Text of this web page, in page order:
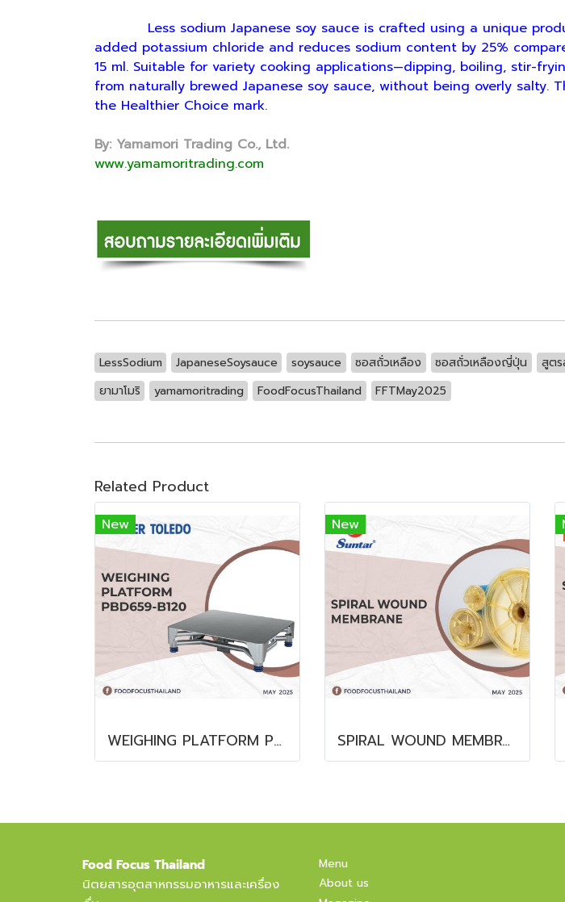
Less sodium Japanese soy sauce is crafted using a unique
added potassium chloride and reduces sodium content by 25%
15 ml. Suitable for variety cooking applications—dipping, boiling, stir-
from naturally brewed Japanese soy sauce, without being overly
the Healthier Choice mark.
By: Yamamori Trading Co., Ltd.
www.yamamoritrading.com
LessSodium JapaneseSoysauce soysauce ซอสถั่วเหลือง ซอสถั่วเหลืองญี่ปุ่น สูตร
ยามาโมริ
yamamoritrading FoodFocusThailand FFTMay2025
Related Product
New
WEIGHING PLATFORM PBD659-B120
New
SPIRAL WOUND MEMBRANE
Food Focus Thailand
นิตยสารอุตสาหกรรมอาหารและเครื่อง
Menu
About us